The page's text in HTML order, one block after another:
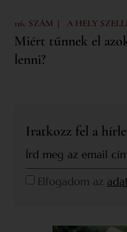
116. SZÁM | A HELY
Miért tűnnek el
lenni?
Iratkozz fel a
Elfogadom az